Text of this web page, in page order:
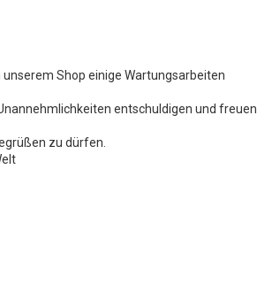
Shop einige Wartungsarbeiten
entschuldigen und freuen
zu dürfen.